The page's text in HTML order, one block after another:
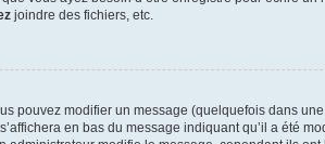
joindre des fichiers, etc.
pouvez modifier un message (quelquefois dans
en bas du message indiquant qu’il a été